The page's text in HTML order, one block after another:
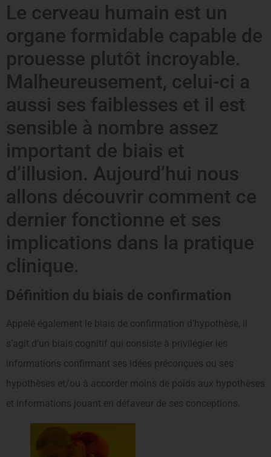
Le cerveau humain est un
organe formidable capable de
prouesse plutôt incroyable.
Malheureusement, celui-ci a
aussi ses faiblesses et il est
sensible à nombre assez
important de biais et
d’illusion. Aujourd’hui nous
allons découvrir comment ce
dernier fonctionne et ses
implications dans la pratique
clinique.
Définition du biais de confirmation
Appelé également le biais de confirmation d’hypothèse, il
s’agit d’un biais cognitif qui consiste à privilégier les
informations confirmant ses idées préconçues ou ses
hypothèses et/ou à accorder moins de poids aux hypothèses
et informations jouant en défaveur de ses conceptions.